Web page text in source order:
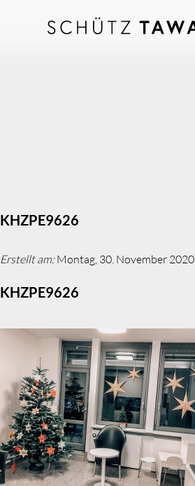
KHZPE9626
Erstellt am:Montag, 30. November 2020
KHZPE9626